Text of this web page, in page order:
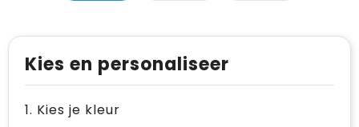
Paraplu's
Persoonlijke verzorging
Reisbenodigdheden
Reflecterende vesten
Gehoorbescherming
Papieren tassen
Reistassen
Rugzakken
Kies en personaliseer
1. Kies je kleur